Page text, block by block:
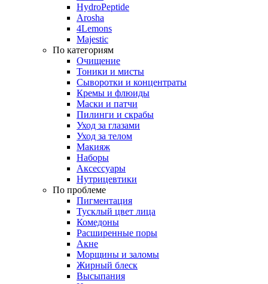
HydroPeptide
Arosha
4Lemons
Majestic
По категориям
Очищение
Тоники и мисты
Сыворотки и концентраты
Кремы и флюиды
Маски и патчи
Пилинги и скрабы
Уход за глазами
Уход за телом
Макияж
Наборы
Аксессуары
Нутрицевтики
По проблеме
Пигментация
Тусклый цвет лица
Комедоны
Расширенные поры
Акне
Морщины и заломы
Жирный блеск
Высыпания